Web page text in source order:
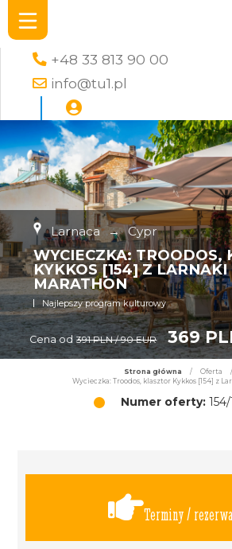
+48 33 813 90 00
info@tu1.pl
Larnaca → Cypr
WYCIECZKA: TROODOS,
KYKKOS [154] Z LARNAKI
MARATHON
Najlepszy program kulturowy
Cena od 391 PLN / 90 EUR 369
Strona główna / Oferta
/
Wycieczka: Troodos, klasztor Kykkos [154] z
Numer oferty:154/
Terminy /